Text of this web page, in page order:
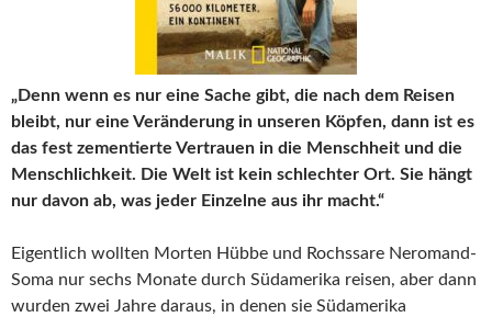
„Denn wenn es nur eine Sache gibt, die nach dem Reisen
bleibt, nur eine Veränderung in unseren Köpfen, dann ist es
das fest zementierte Vertrauen in die Menschheit und die
Menschlichkeit. Die Welt ist kein schlechter Ort. Sie hängt
nur davon ab, was jeder Einzelne aus ihr macht.“
Eigentlich wollten Morten Hübbe und Rochssare Neromand-
Soma nur sechs Monate durch Südamerika reisen, aber dann
wurden zwei Jahre daraus, in denen sie Südamerika